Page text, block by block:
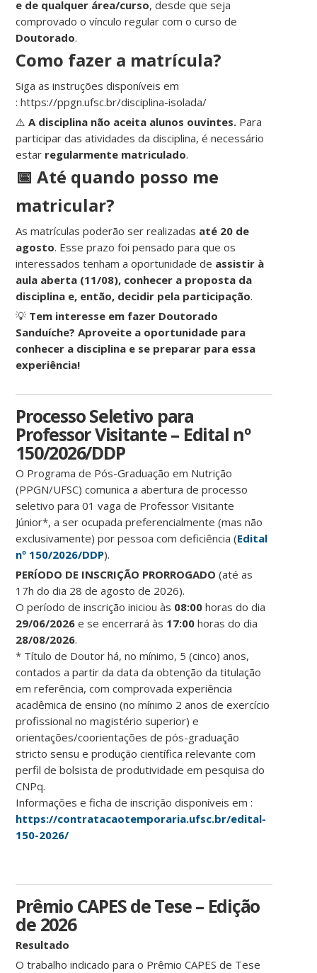
e de qualquer área/curso, desde que seja
comprovado o vínculo regular com o curso de
Doutorado.
Como fazer a matrícula?
Siga as instruções disponíveis em
: https://ppgn.ufsc.br/disciplina-isolada/
⚠️A disciplina não aceita alunos ouvintes. Para
participar das atividades da disciplina, é necessário
estar regularmente matriculado.
📅 Até quando posso me
matricular?
As matrículas poderão ser realizadas até 20 de
agosto. Esse prazo foi pensado para que os
interessados tenham a oportunidade de assistir à
aula aberta (11/08), conhecer a proposta da
disciplina e, então, decidir pela participação.
💡 Tem interesse em fazer Doutorado
Sanduíche? Aproveite a oportunidade para
conhecer a disciplina e se preparar para essa
experiência!
Processo Seletivo para
Professor Visitante – Edital nº
150/2026/DDP
O Programa de Pós-Graduação em Nutrição
(PPGN/UFSC) comunica a abertura de processo
seletivo para 01 vaga de Professor Visitante
Júnior*, a ser ocupada preferencialmente (mas não
exclusivamente) por pessoa com deficiência (Edital
nº 150/2026/DDP).
PERÍODO DE INSCRIÇÃO PRORROGADO (até as
17h do dia 28 de agosto de 2026).
O período de inscrição iniciou às 08:00horas do dia
29/06/2026 e se encerrará às 17:00 horas do dia
28/08/2026.
* Título de Doutor há, no mínimo, 5 (cinco) anos,
contados a partir da data da obtenção da titulação
em referência, com comprovada experiência
acadêmica de ensino (no mínimo 2 anos de exercício
profissional no magistério superior) e
orientações/coorientações de pós-graduação
stricto sensu e produção científica relevante com
perfil de bolsista de produtividade em pesquisa do
CNPq.
Informações e ficha de inscrição disponíveis em :
https://contratacaotemporaria.ufsc.br/edital-
150-2026/
Prêmio CAPES de Tese – Edição
de 2026
Resultado
O trabalho indicado para o Prêmio CAPES de Tese